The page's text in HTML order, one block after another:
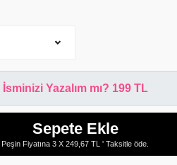
İsminizi Yazalım mı? 199 TL
Sepete Ekle
Peşin Fiyatına 3 X 249,67 TL ' Taksitle öde.